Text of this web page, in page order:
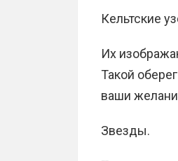
Кельтские
Их
Такой
ваши
Звезды.